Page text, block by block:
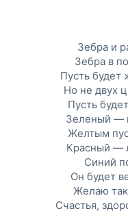
Зебра и
Зебра в
Пусть будет
Но не двух
Пусть
Зеленый —
Желтым
Красный —
Синий
Он будет
Желаю
Счастья,